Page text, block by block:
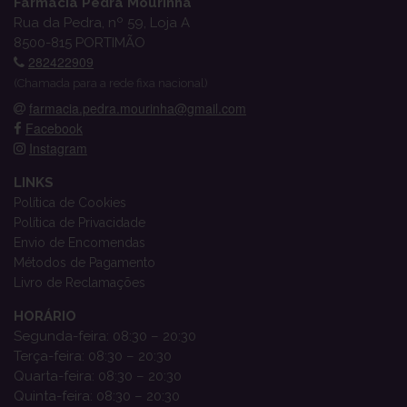
Rua da Pedra, nº 59, Loja A
8500-815 PORTIMÃO
282422909
(Chamada para a rede fixa nacional)
farmacia.pedra.mourinha@gmail.com
Facebook
Instagram
LINKS
Política de Cookies
Política de Privacidade
Envio de Encomendas
Métodos de Pagamento
Livro de Reclamações
HORÁRIO
Segunda-feira: 08:30 – 20:30
Terça-feira: 08:30 – 20:30
Quarta-feira: 08:30 – 20:30
Quinta-feira: 08:30 – 20:30